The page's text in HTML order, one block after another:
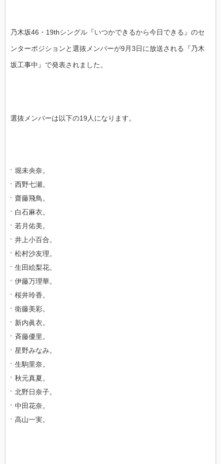
乃木坂46・19thシングル『いつかできるから今日できる』のセ
ンターポジションと選抜メンバーが9月3日に放送される『乃木
坂工事中』で発表されました。
選抜メンバーは以下の19人になります。
堀未央奈。
西野七瀬。
齋藤飛鳥。
白石麻衣。
若月佑美。
井上小百合。
松村沙友理。
生田絵梨花。
伊藤万理華。
桜井玲香。
衛藤美彩。
新内眞衣。
斉藤優里。
星野みなみ。
生駒里奈。
秋元真夏。
北野日奈子。
中田花奈。
高山一実。